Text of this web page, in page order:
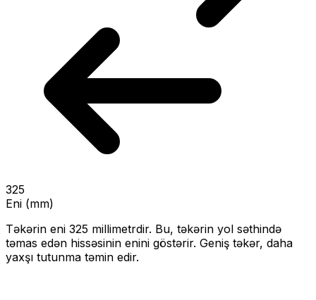
325
Eni (mm)
Təkərin eni 325 millimetrdir. Bu, təkərin yol səthində
təmas edən hissəsinin enini göstərir. Geniş təkər, daha
yaxşı tutunma təmin edir.